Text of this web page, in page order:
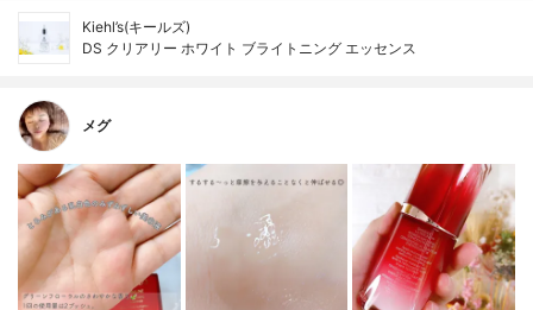
Kiehl’s(キールズ)
DS クリアリー ホワイト ブライトニング エッセンス
メグ